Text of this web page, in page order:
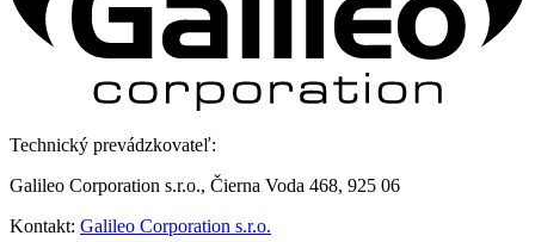
Technický prevádzkovateľ:
Galileo Corporation s.r.o., Čierna Voda 468, 925 06
Kontakt: Galileo Corporation s.r.o.